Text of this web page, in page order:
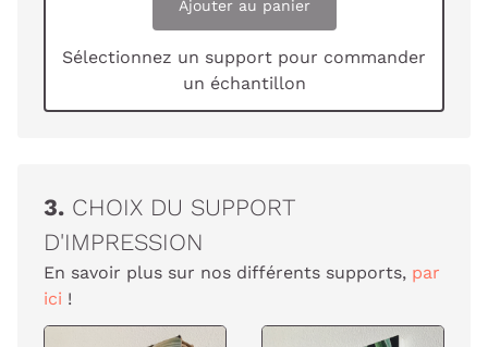
Ajouter au panier
Sélectionnez un support pour commander
un échantillon
3. CHOIX DU SUPPORT
D'IMPRESSION
En savoir plus sur nos différents supports, par
ici !